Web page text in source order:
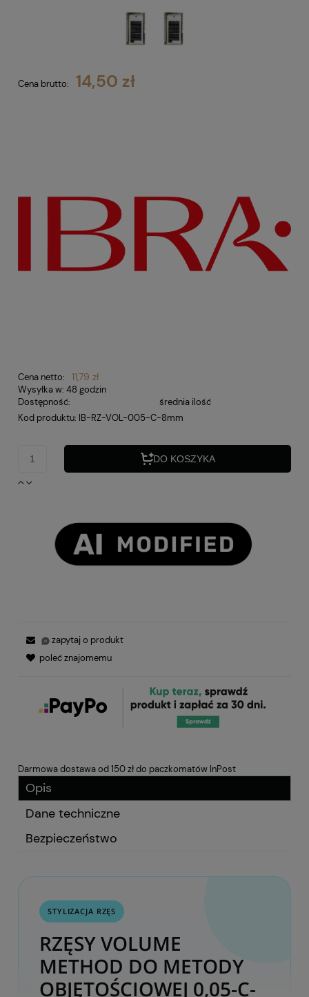
Cena brutto: 14,50 zł
Cena netto: 11,79 zł
Wysyłka w: 48 godzin
Dostępność:
średnia ilość
Kod produktu: IB-RZ-VOL-005-C-8mm
DO KOSZYKA
zapytaj o produkt
poleć znajomemu
Darmowa dostawa od 150 zł do paczkomatów InPost
Opis
Dane techniczne
Bezpieczeństwo
STYLIZACJA RZĘS
RZĘSY VOLUME
METHOD DO METODY
OBJĘTOŚCIOWEJ 0,05-C-